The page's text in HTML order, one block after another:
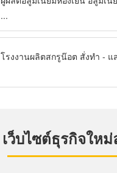
...
โรงงานผลิตสกรูน๊อต สั่งทำ -
เว็บไซต์ธุรกิจให